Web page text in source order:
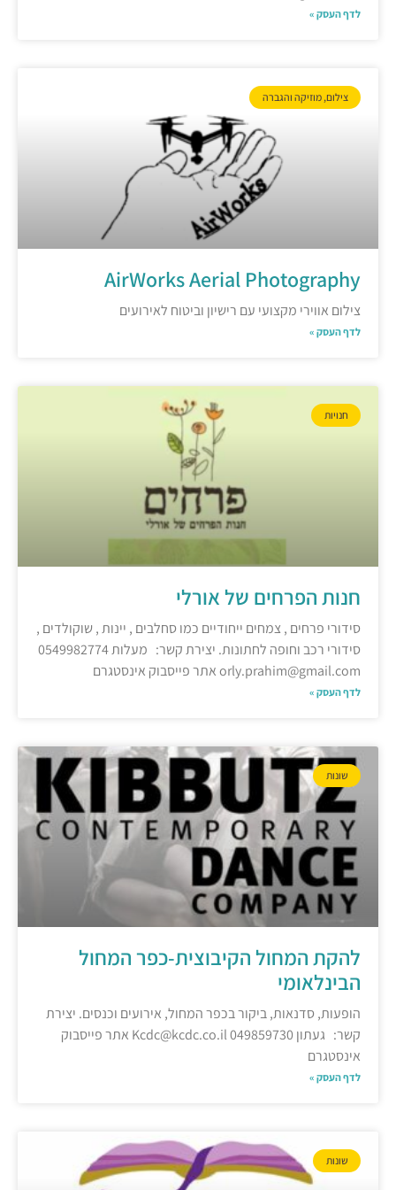
לדף העסק »
צילום, מוזיקה והגברה
AirWorks Aerial Photography
צילום אווירי מקצועי עם רישיון וביטוח לאירועים
לדף העסק »
חנויות
חנות הפרחים של אורלי
סידורי פרחים , צמחים ייחודיים כמו סחלבים , יינות , שוקולדים ,
סידורי רכב וחופה לחתונות. יצירת קשר: מעלות 0549982774
orly.prahim@gmail.com אתר פייסבוק אינסטגרם
לדף העסק »
שונות
להקת המחול הקיבוצית-כפר המחול
הבינלאומי
הופעות, סדנאות, ביקור בכפר המחול, אירועים וכנסים. יצירת
קשר: געתון 049859730 Kcdc@kcdc.co.il אתר פייסבוק
אינסטגרם
לדף העסק »
שונות